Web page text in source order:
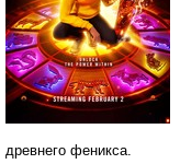
древнего феникса.